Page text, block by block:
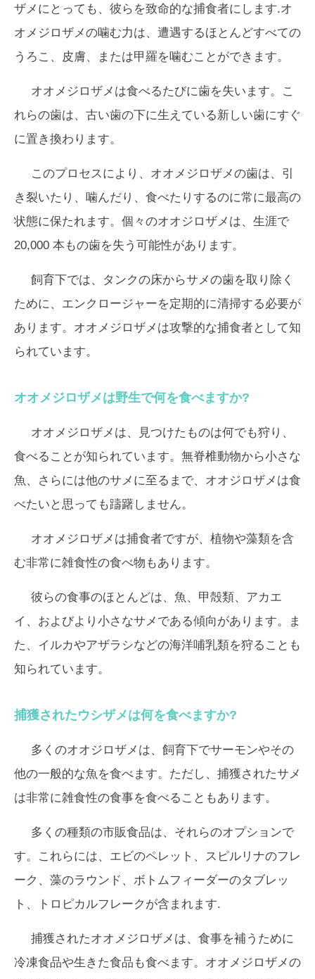
ザメにとっても、彼らを致命的な捕食者にします.オ
オメジロザメの噛む力は、遭遇するほとんどすべての
うろこ、皮膚、または甲羅を噛むことができます。
オオメジロザメは食べるたびに歯を失います。こ
れらの歯は、古い歯の下に生えている新しい歯にすぐ
に置き換わります。
このプロセスにより、オオメジロザメの歯は、引
き裂いたり、噛んだり、食べたりするのに常に最高の
状態に保たれます。個々のオオジロザメは、生涯で
20,000 本もの歯を失う可能性があります。
飼育下では、タンクの床からサメの歯を取り除く
ために、エンクロージャーを定期的に清掃する必要が
あります。オオメジロザメは攻撃的な捕食者として知
られています。
オオメジロザメは野生で何を食べますか?
オオメジロザメは、見つけたものは何でも狩り、
食べることが知られています。無脊椎動物から小さな
魚、さらには他のサメに至るまで、オオジロザメは食
べたいと思っても躊躇しません。
オオメジロザメは捕食者ですが、植物や藻類を含
む非常に雑食性の食べ物もあります。
彼らの食事のほとんどは、魚、甲殻類、アカエ
イ、およびより小さなサメである傾向があります。ま
た、イルカやアザラシなどの海洋哺乳類を狩ることも
知られています。
捕獲されたウシザメは何を食べますか?
多くのオオジロザメは、飼育下でサーモンやその
他の一般的な魚を食べます。ただし、捕獲されたサメ
は非常に雑食性の食事を食べることもあります。
多くの種類の市販食品は、それらのオプションで
す。これらには、エビのペレット、スピルリナのフレ
ーク、藻のラウンド、ボトムフィーダーのタブレッ
ト、トロピカルフレークが含まれます.
捕獲されたオオメジロザメは、食事を補うために
冷凍食品や生きた食品も食べます。オオメジロザメの